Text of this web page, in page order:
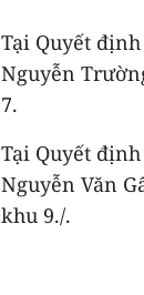
Tại Quyết
Nguyễn
7.
Tại Quyết
Nguyễn Văn
khu 9./.